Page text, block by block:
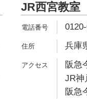
JR西宮教室
兵庫
阪急
JR神
阪急